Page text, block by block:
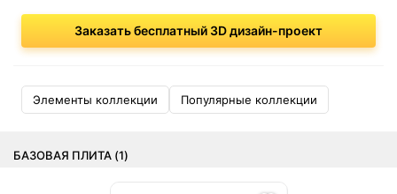
Заказать бесплатный 3D дизайн-проект
Элементы коллекции Популярные коллекции
БАЗОВАЯ ПЛИТА (1)